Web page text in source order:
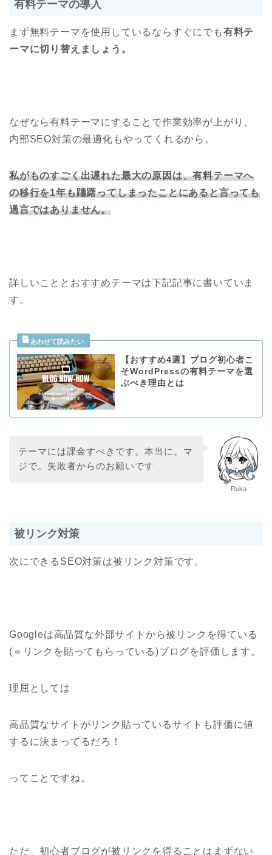
有料テーマの導入
まず無料テーマを使用しているならすぐにでも有料テ
ーマに切り替えましょう。
なぜなら有料テーマにすることで作業効率が上がり、
内部SEO対策の最適化もやってくれるから。
私がものすごく出遅れた最大の原因は、有料テーマへ
の移行を1年も躊躇ってしまったことにあると言っても
過言ではありません。
詳しいこととおすすめテーマは下記記事に書いていま
す。
【おすすめ4選】ブログ初心者こ
そWordPressの有料テーマを選
ぶべき理由とは
Ruka
テーマには課金すべきです。本当に。マ
ジで。失敗者からのお願いです
被リンク対策
次にできるSEO対策は被リンク対策です。
Googleは高品質な外部サイトから被リンクを得ている
(＝リンクを貼ってもらっている)ブログを評価します。
理屈としては
高品質なサイトがリンク貼っているサイトも評価に値
するに決まってるだろ！
ってことですね。
ただ、初心者ブログが被リンクを得ることはまずない